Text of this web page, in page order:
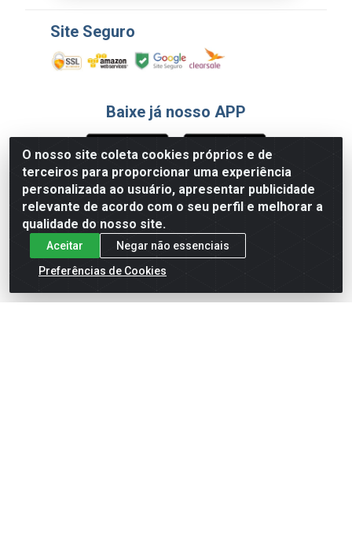
O nosso site coleta cookies próprios e de
terceiros para proporcionar uma experiência
personalizada ao usuário, apresentar publicidade
relevante de acordo com o seu perfil e melhorar a
qualidade do nosso site.
Aceitar
Negar não essenciais
Preferências de Cookies
Site Seguro
Baixe já nosso APP
Formas de Pagamento